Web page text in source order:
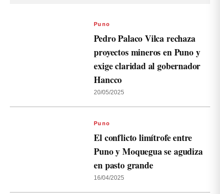
Puno
Pedro Palaco Vilca rechaza
proyectos mineros en Puno y
exige claridad al gobernador
Hancco
20/05/2025
Puno
El conflicto limítrofe entre
Puno y Moquegua se agudiza
en pasto grande
16/04/2025